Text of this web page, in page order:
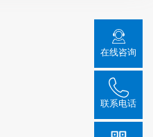
在线咨询
联系电话